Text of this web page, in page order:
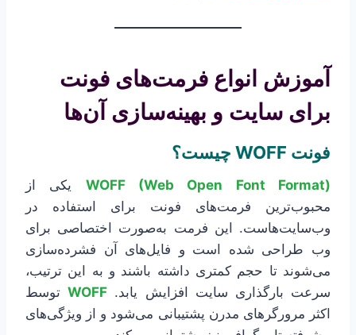
آموزش انواع فرمت‌های فونت
برای سایت و بهینه‌سازی آن‌ها
فونت WOFF چیست؟
WOFF (Web Open Font Format) یکی از
محبوب‌ترین فرمت‌های فونت برای استفاده در
وب‌سایت‌هاست. این فرمت به‌صورت اختصاصی برای
وب طراحی شده است و فایل‌های آن فشرده‌سازی
می‌شوند تا حجم کمتری داشته باشند و به این ترتیب،
سرعت بارگذاری سایت افزایش یابد. WOFFتوسط
اکثر مرورگرهای مدرن پشتیبانی می‌شود و از ویژگی‌های